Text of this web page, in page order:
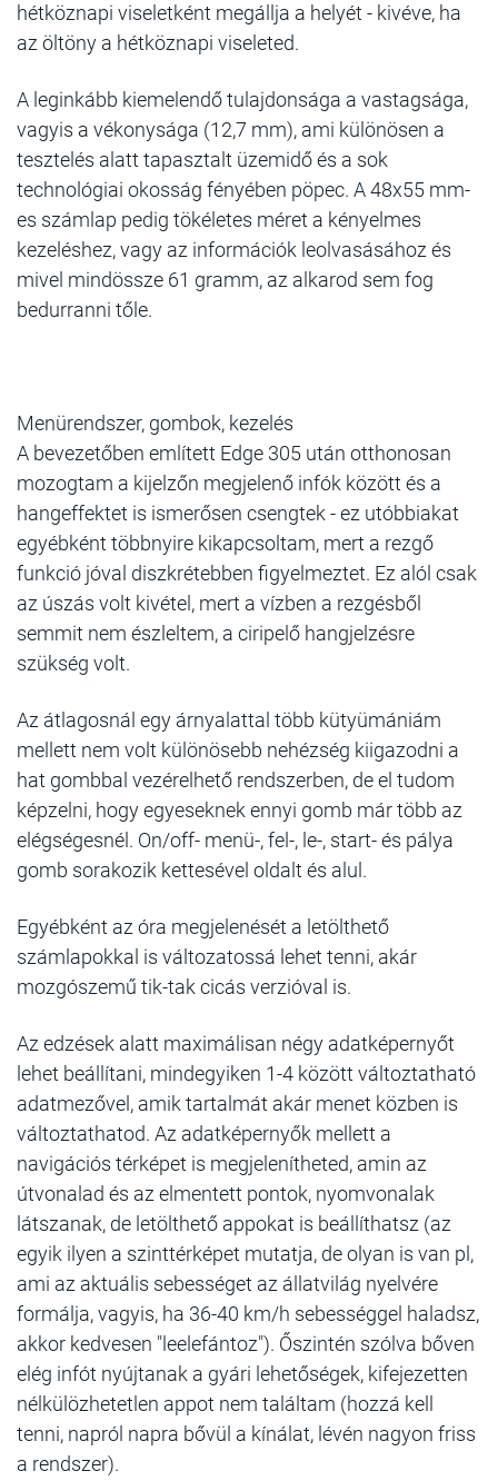
hétköznapi viseletként megállja a helyét - kivéve, ha
az öltöny a hétköznapi viseleted.
A leginkább kiemelendő tulajdonsága a vastagsága,
vagyis a vékonysága (12,7 mm), ami különösen a
tesztelés alatt tapasztalt üzemidő és a sok
technológiai okosság fényében pöpec. A 48x55 mm-
es számlap pedig tökéletes méret a kényelmes
kezeléshez, vagy az információk leolvasásához és
mivel mindössze 61 gramm, az alkarod sem fog
bedurranni tőle.
Menürendszer, gombok, kezelés
A bevezetőben említett Edge 305 után otthonosan
mozogtam a kijelzőn megjelenő infók között és a
hangeffektet is ismerősen csengtek - ez utóbbiakat
egyébként többnyire kikapcsoltam, mert a rezgő
funkció jóval diszkrétebben figyelmeztet. Ez alól csak
az úszás volt kivétel, mert a vízben a rezgésből
semmit nem észleltem, a ciripelő hangjelzésre
szükség volt.
Az átlagosnál egy árnyalattal több kütyümániám
mellett nem volt különösebb nehézség kiigazodni a
hat gombbal vezérelhető rendszerben, de el tudom
képzelni, hogy egyeseknek ennyi gomb már több az
elégségesnél. On/off- menü-, fel-, le-, start- és pálya
gomb sorakozik kettesével oldalt és alul.
Egyébként az óra megjelenését a letölthető
számlapokkal is változatossá lehet tenni, akár
mozgószemű tik-tak cicás verzióval is.
Az edzések alatt maximálisan négy adatképernyőt
lehet beállítani, mindegyiken 1-4 között változtatható
adatmezővel, amik tartalmát akár menet közben is
változtathatod. Az adatképernyők mellett a
navigációs térképet is megjelenítheted, amin az
útvonalad és az elmentett pontok, nyomvonalak
látszanak, de letölthető appokat is beállíthatsz (az
egyik ilyen a szinttérképet mutatja, de olyan is van pl,
ami az aktuális sebességet az állatvilág nyelvére
formálja, vagyis, ha 36-40 km/h sebességgel haladsz,
akkor kedvesen "leelefántoz"). Őszintén szólva bőven
elég infót nyújtanak a gyári lehetőségek, kifejezetten
nélkülözhetetlen appot nem találtam (hozzá kell
tenni, napról napra bővül a kínálat, lévén nagyon friss
a rendszer).